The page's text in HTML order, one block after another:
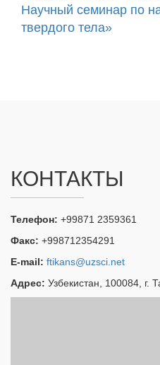
Научный семинар по
твердого тела»
КОНТАКТЫ
Телефон: +99871 2359361
Факс: +998712354291
E-mail: ftikans@uzsci.net
Адрес: Узбекистан, 100084, г.